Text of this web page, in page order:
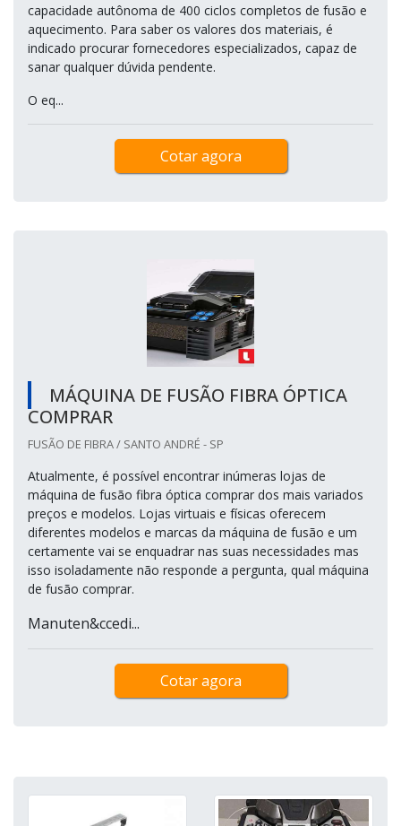
capacidade autônoma de 400 ciclos completos de fusão e
aquecimento. Para saber os valores dos materiais, é
indicado procurar fornecedores especializados, capaz de
sanar qualquer dúvida pendente.
O eq...
Cotar agora
MÁQUINA DE FUSÃO FIBRA ÓPTICA
COMPRAR
FUSÃO DE FIBRA / SANTO ANDRÉ - SP
Atualmente, é possível encontrar inúmeras lojas de
máquina de fusão fibra óptica comprar dos mais variados
preços e modelos. Lojas virtuais e físicas oferecem
diferentes modelos e marcas da máquina de fusão e um
certamente vai se enquadrar nas suas necessidades mas
isso isoladamente não responde a pergunta, qual máquina
de fusão comprar.
Manuten&ccedi...
Cotar agora